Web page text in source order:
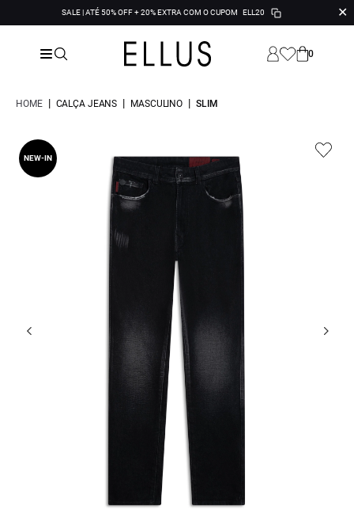
SALE | ATÉ 50% OFF + 20% EXTRA COM O CUPOM ELL20 ✕
0
HOME | CALÇA JEANS | MASCULINO | SLIM
NEW-IN